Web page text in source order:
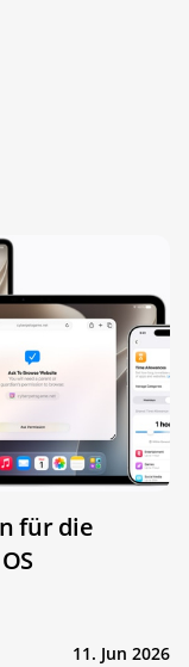
für die
11. Jun 2026